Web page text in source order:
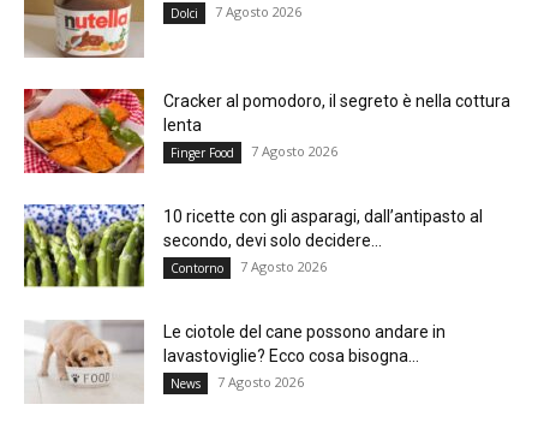
Dolci 7 Agosto 2026
Cracker al pomodoro, il segreto è nella cottura
lenta
Finger Food 7 Agosto 2026
10 ricette con gli asparagi, dall’antipasto al
secondo, devi solo decidere...
Contorno 7 Agosto 2026
Le ciotole del cane possono andare in
lavastoviglie? Ecco cosa bisogna...
News 7 Agosto 2026